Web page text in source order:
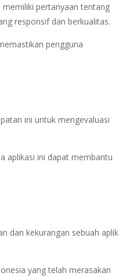
memiliki pertanyaan tentang
responsif dan berkualitas.
pengguna
ini untuk mengevaluasi
aplikasi ini dapat membantu
dan kekurangan sebuah
yang telah merasakan